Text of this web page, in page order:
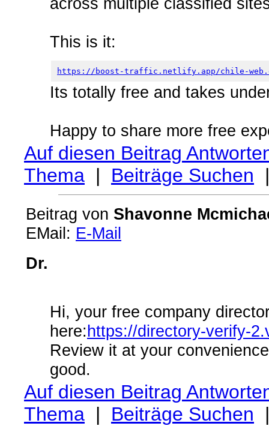
This is it:
https://boost-traffic.netlify.app/chile-
Its totally free and takes
Happy to share more free
Auf diesen Beitrag
Thema | Beiträge Suchen
Beitrag von Shavonne
EMail: E-Mail
Dr.
Hi, your free company
here:https://directory-verify-
Review it at your
good.
Auf diesen Beitrag
Thema | Beiträge Suchen